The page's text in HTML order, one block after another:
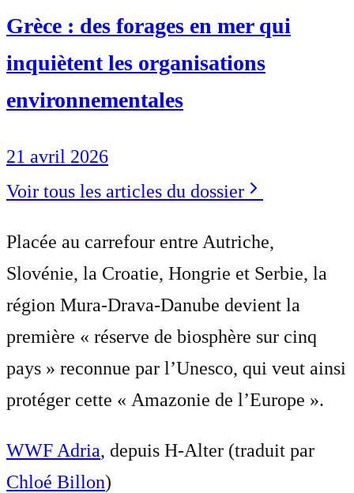
Grèce : des forages en mer qui
inquiètent les organisations
environnementales
21 avril 2026
Voir tous les articles du dossier
Placée au carrefour entre Autriche,
Slovénie, la Croatie, Hongrie et Serbie, la
région Mura-Drava-Danube devient la
première « réserve de biosphère sur cinq
pays » reconnue par l’Unesco, qui veut ainsi
protéger cette « Amazonie de l’Europe ».
WWF Adria, depuis H-Alter (traduit par
Chloé Billon)